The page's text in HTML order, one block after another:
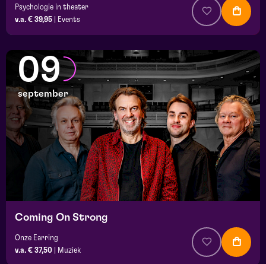
Psychologie in theater
v.a. € 39,95
Events
09
september
Coming On Strong
Onze Earring
v.a. € 37,50
Muziek